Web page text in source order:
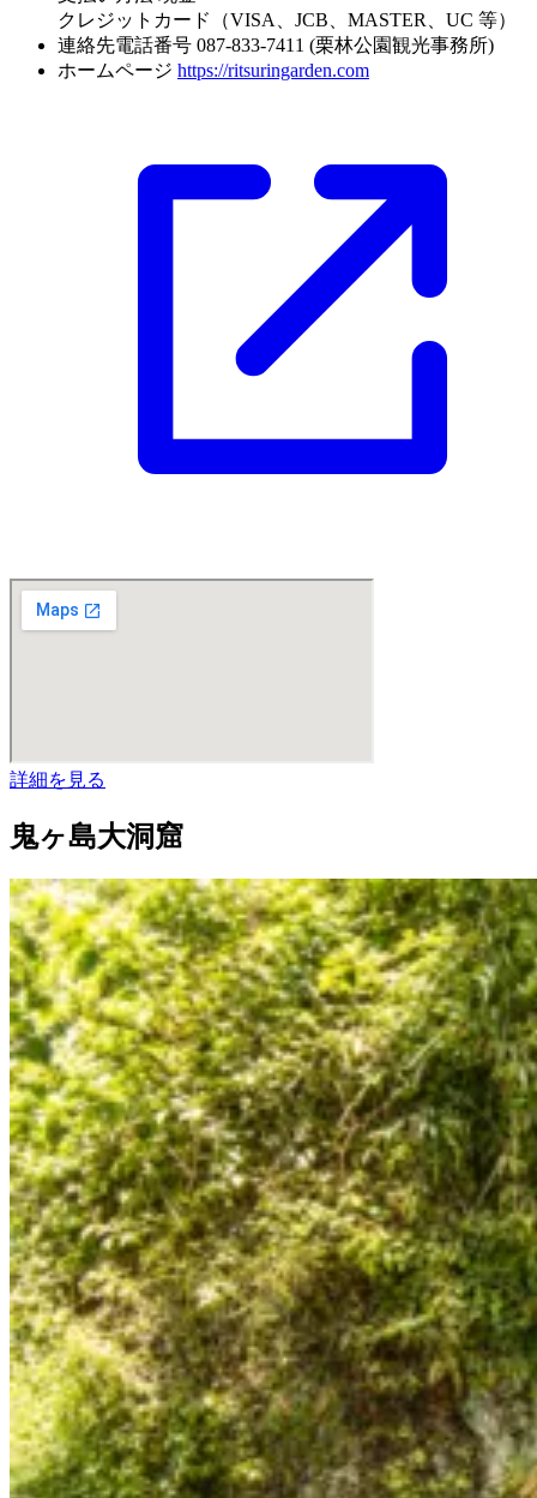
クレジットカード（VISA、JCB、MASTER、UC 等）
連絡先電話番号 087-833-7411 (栗林公園観光事務所)
ホームページ https://ritsuringarden.com
詳細を見る
鬼ヶ島大洞窟